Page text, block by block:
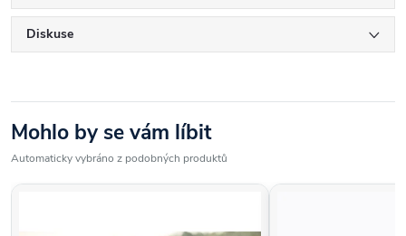
Diskuse
Mohlo by se vám líbit
Automaticky vybráno z podobných produktů